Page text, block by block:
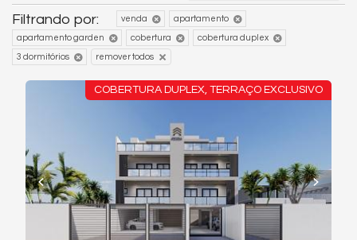
Filtrando por: venda apartamento
apartamento garden cobertura cobertura duplex
3 dormitórios remover todos
COBERTURA DUPLEX, TERRAÇO EXCLUSIVO